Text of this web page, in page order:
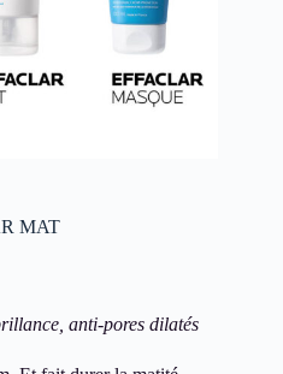
MAT
anti-pores dilatés